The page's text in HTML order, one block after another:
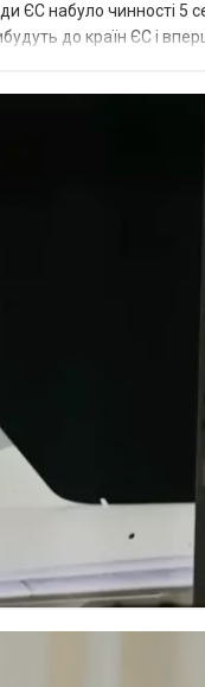
ЄС набуло чинності 5
до країн ЄС і